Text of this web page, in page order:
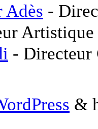
Adès -
-
&